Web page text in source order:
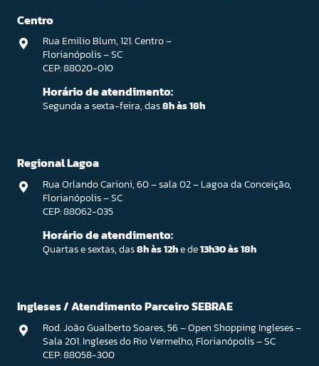
Centro
Rua Emilio Blum, 121. Centro –
Florianópolis – SC
CEP: 88020-010
Horário de atendimento:
Segunda a sexta-feira, das8h às 18h
Regional Lagoa
Rua Orlando Carioni, 60 – sala 02 – Lagoa da Conceição,
Florianópolis – SC
CEP: 88062-035
Horário de atendimento:
Quartas e sextas, das8h às 12he de13h30 às 18h
Ingleses / Atendimento Parceiro SEBRAE
Rod. João Gualberto Soares, 56 – Open Shopping Ingleses –
Sala 201. Ingleses do Rio Vermelho, Florianópolis – SC
CEP: 88058-300